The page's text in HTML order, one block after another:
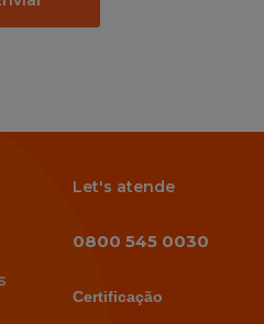
Let's atende
0800 545 0030
Certificação